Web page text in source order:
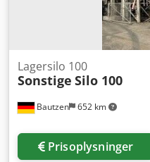
Bautzen 652 km
Lagersilo 100
Sonstige Silo 100
Prisoplysninger